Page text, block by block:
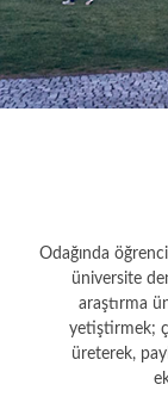
Odağında
üniversite
araştırma
yetiştirmek;
üreterek,